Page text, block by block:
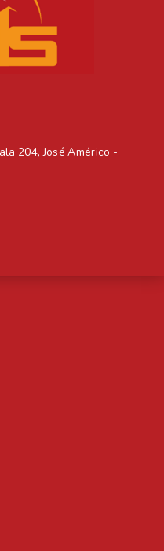
204, José Américo -